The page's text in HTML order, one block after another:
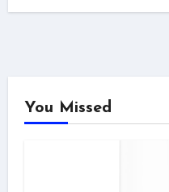
You Missed